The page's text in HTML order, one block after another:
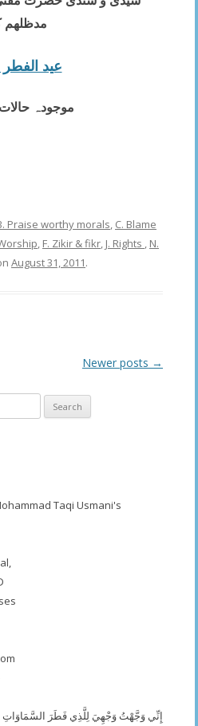
مدظلھم
عید الفطر
موجودہ
Praise worthy morals, C. Blame
, F. Zikir & fikr, J. Rights , N.
August 31, 2011.
Newer posts →
Taqi Usmani's
إِنِّي وَجَّهْتُ وَجْهِيَ لِلَّذِي فَطَرَ السَّمَاوَاتِ